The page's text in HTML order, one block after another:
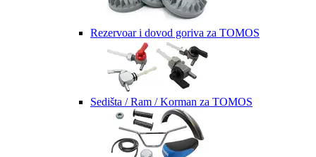
Rezervoar i dovod goriva za TOMOS
Sedišta / Ram / Korman za TOMOS